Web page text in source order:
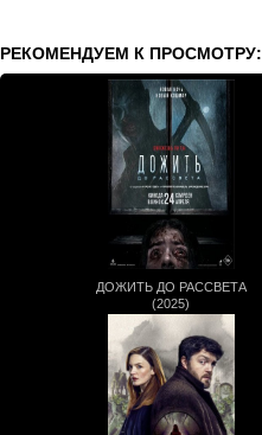
РЕКОМЕНДУЕМ К ПРОСМОТРУ:
ДОЖИТЬ ДО РАССВЕТА
(2025)